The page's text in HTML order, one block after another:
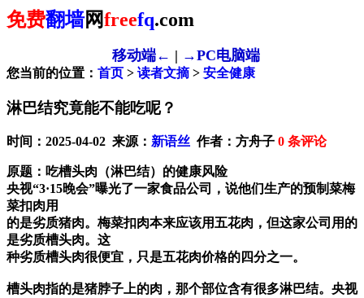
免费翻墙网freefq.com
移动端← | →PC电脑端
您当前的位置： 首页 > 读者文摘> 安全健康
淋巴结究竟能不能吃呢？
时间：2025-04-02 来源： 新语丝 作者：方舟子 0 条评论
原题：吃槽头肉（淋巴结）的健康风险
央视“3·15晚会”曝光了一家食品公司，说他们生产的预制菜梅
菜扣肉用
的是劣质猪肉。梅菜扣肉本来应该用五花肉，但这家公司用的
是劣质槽头肉。这
种劣质槽头肉很便宜，只是五花肉价格的四分之一。
槽头肉指的是猪脖子上的肉，那个部位含有很多淋巴结。央视